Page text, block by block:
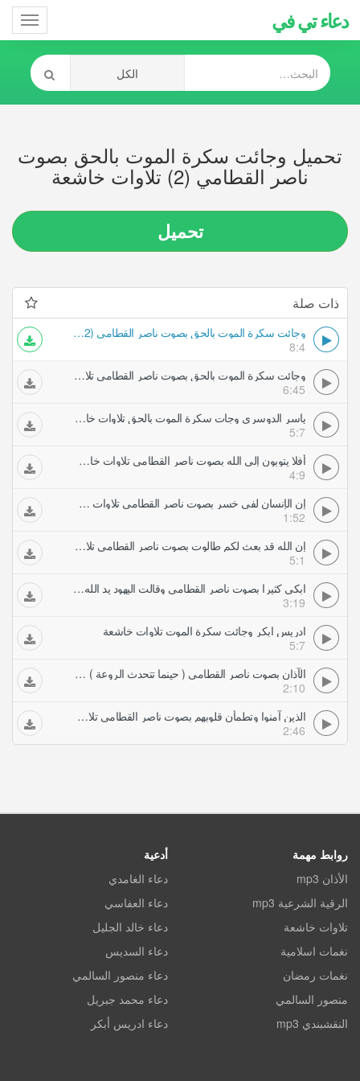
دعاء تي في
تحميل وجائت سكرة الموت بالحق بصوت
ناصر القطامي (2) تلاوات خاشعة
تحميل
ذات صلة
وجائت سكرة الموت بالحق بصوت ناصر القطامي (2) تلاوات خاشعة
8:4
وجائت سكرة الموت بالحق بصوت ناصر القطامي تلاوات خاشعة
6:45
ياسر الدوسري وجات سكرة الموت بالحق تلاوات خاشعة
5:7
أفلا يتوبون إلى الله بصوت ناصر القطامي تلاوات خاشعة
4:9
إن الإنسان لفي خسر بصوت ناصر القطامي تلاوات خاشعة
1:52
إن الله قد بعث لكم طالوت بصوت ناصر القطامي تلاوات خاشعة
5:1
ابكي كثيرا بصوت ناصر القطامي وقالت اليهود يد الله تلاوات خاشعة
3:19
ادريس ابكر وجائت سكرة الموت تلاوات خاشعة
5:7
الآذان بصوت ناصر القطامي ( حينما تتحدث الروعة ) تلاوات خاشعة
2:10
الذين آمنوا وتطمأن قلوبهم بصوت ناصر القطامي تلاوات خاشعة
2:46
روابط مهمة
الأذان mp3
الرقية الشرعية mp3
تلاوات خاشعة
نغمات اسلامية
نغمات رمضان
منصور السالمي
النقشبندي mp3
أدعية
دعاء الغامدي
دعاء العفاسي
دعاء خالد الجليل
دعاء السديس
دعاء منصور السالمي
دعاء محمد جبريل
دعاء ادريس أبكر